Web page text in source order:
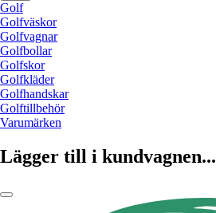
Golf
Golfväskor
Golfvagnar
Golfbollar
Golfskor
Golfkläder
Golfhandskar
Golftillbehör
Varumärken
Lägger till i kundvagnen...